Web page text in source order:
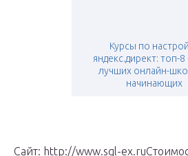
Курсы по
яндекс.директ: топ-
лучших онлайн-
начинающих
Сайт: http://www.sql-